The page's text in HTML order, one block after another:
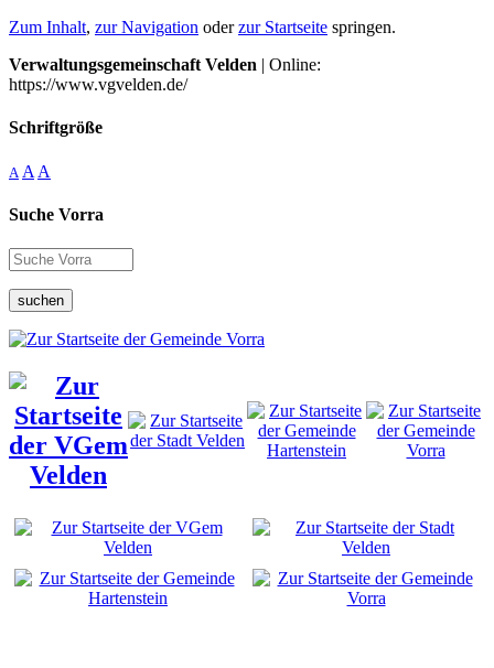
Zum Inhalt, zur Navigation oderzur Startseite springen.
Verwaltungsgemeinschaft Velden | Online:
https://www.vgvelden.de/
Schriftgröße
A A A
Suche Vorra
suchen